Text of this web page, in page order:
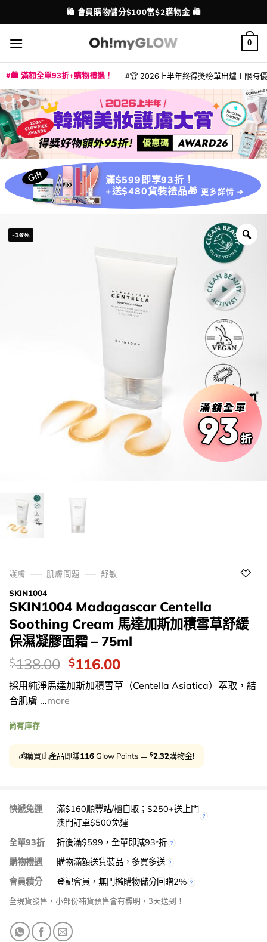
to
content
配送港澳
💳 支援消費券、FPS、八達通、PAYME、信用卡付款
0
🛍️ 滿額全單93折+購物禮遇！ 🏆 2026上半年終得奬榜單出爐＋限時
滿$599即享93折！
+送$480貨裝禮品🎁 更多詳情 ➜
-16%
護膚 肌膚問題
舒敏
SKIN1004
SKIN1004 Madagascar Centella
Soothing Cream 馬達加斯加積雪草舒緩
保濕凝膠面霜 – 75ml
價
錢：
$138.00 Original
price
was:
$138.00.
$116.00Current
price
is:
採用純淨馬達加斯加積雪草（Centella Asiatica）萃取，結
合肌膚 ...more
尚有庫存
💰購買此產品即賺116Glow Points ＝ $2.32購物金!
快遞免運
滿$160順豐站/櫃自取；$250+送上門
澳門訂單$500免運
全單93折
折後滿$599，全單即減93*折
購物禮遇
購物滿額送貨裝品，多買多送
會員積分
登記會員，無門檻購物儲分回贈2%
全現貨發售，小部份補貨預售會有標明，3天送到！